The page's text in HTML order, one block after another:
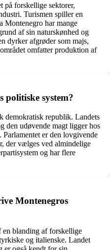
på forskellige sektorer,
Turismen spiller en
Montenegro har mange
af sin naturskønhed og
dyrker afgrøder som majs,
omfatter produktion af
politiske system?
demokratisk republik. Landets
den udøvende magt ligger hos
er den lovgivende
der vælges ved almindelige
og har flere
Montenegros
blanding af forskellige
og italienske. Landet